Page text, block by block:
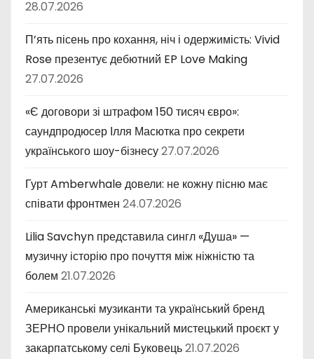
28.07.2026
П’ять пісень про кохання, ніч і одержимість: Vivid
Rose презентує дебютний EP Love Making
27.07.2026
«Є договори зі штрафом 150 тисяч євро»:
саундпродюсер Ілля Масютка про секрети
українського шоу-бізнесу27.07.2026
Гурт Amberwhale довели: не кожну пісню має
співати фронтмен 24.07.2026
Lilia Savchyn представила сингл «Душа» —
музичну історію про почуття між ніжністю та
болем 21.07.2026
Американські музиканти та український бренд
ЗЕРНО провели унікальний мистецький проєкт у
закарпатському селі Буковець21.07.2026